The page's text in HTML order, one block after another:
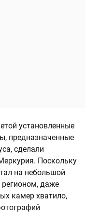
установленные
предназначенные
сделали
Поскольку
на небольшой
даже
камер хватило,